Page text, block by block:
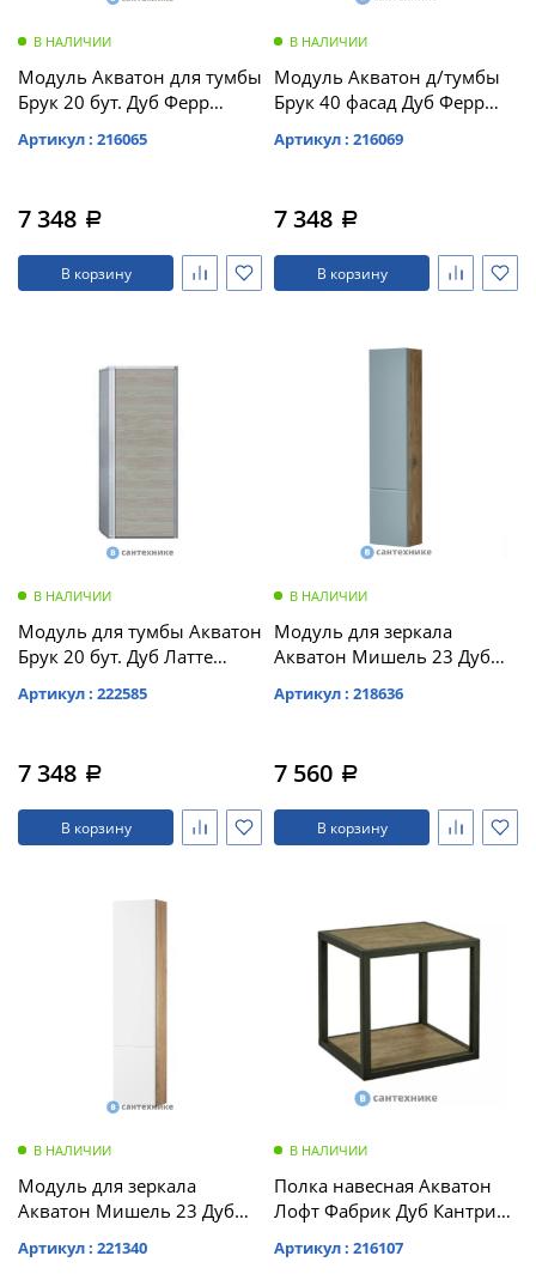
В НАЛИЧИИ
Модуль Акватон для тумбы
Брук 20 бут. Дуб Ферр
Артикул : 216065
7 348 a
В корзину
В НАЛИЧИИ
Модуль Акватон д/тумбы
Брук 40 фасад Дуб Ферр
Артикул : 216069
7 348 a
В корзину
В НАЛИЧИИ
Модуль для тумбы Акватон
Брук 20 бут. Дуб Латте
Артикул : 222585
7 348 a
В корзину
В НАЛИЧИИ
Модуль для зеркала
Акватон Мишель 23 Дуб
(1A244303MIX30)
Артикул : 218636
7 560 a
В корзину
В НАЛИЧИИ
Модуль для зеркала
Акватон Мишель 23 Дуб
(1A244303MIX40)
Артикул : 221340
В НАЛИЧИИ
Полка навесная Акватон
Лофт Фабрик Дуб Кантри
Артикул : 216107